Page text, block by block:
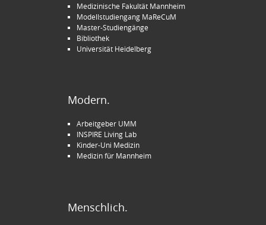
Medizinische Fakultät Mannheim
Modellstudiengang MaReCuM
Master-Studiengänge
Bibliothek
Universität Heidelberg
Modern.
Arbeitgeber UMM
INSPIRE Living Lab
Kinder-Uni Medizin
Medizin für Mannheim
Menschlich.